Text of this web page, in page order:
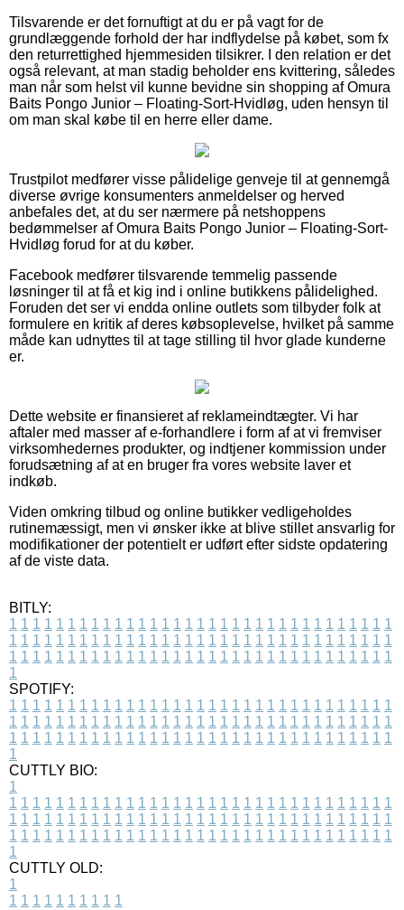
Tilsvarende er det fornuftigt at du er på vagt for de
grundlæggende forhold der har indflydelse på købet, som fx
den returrettighed hjemmesiden tilsikrer. I den relation er det
også relevant, at man stadig beholder ens kvittering, således
man når som helst vil kunne bevidne sin shopping af Omura
Baits Pongo Junior – Floating-Sort-Hvidløg, uden hensyn til
om man skal købe til en herre eller dame.
Trustpilot medfører visse pålidelige genveje til at gennemgå
diverse øvrige konsumenters anmeldelser og herved
anbefales det, at du ser nærmere på netshoppens
bedømmelser af Omura Baits Pongo Junior – Floating-Sort-
Hvidløg forud for at du køber.
Facebook medfører tilsvarende temmelig passende
løsninger til at få et kig ind i online butikkens pålidelighed.
Foruden det ser vi endda online outlets som tilbyder folk at
formulere en kritik af deres købsoplevelse, hvilket på samme
måde kan udnyttes til at tage stilling til hvor glade kunderne
er.
Dette website er finansieret af reklameindtægter. Vi har
aftaler med masser af e-forhandlere i form af at vi fremviser
virksomhedernes produkter, og indtjener kommission under
forudsætning af at en bruger fra vores website laver et
indkøb.
Viden omkring tilbud og online butikker vedligeholdes
rutinemæssigt, men vi ønsker ikke at blive stillet ansvarlig for
modifikationer der potentielt er udført efter sidste opdatering
af de viste data.
BITLY:
1 1 1 1 1 1 1 1 1 1 1 1 1 1 1 1 1 1 1 1 1 1 1 1 1 1 1 1 1 1 1 1 1
1 1 1 1 1 1 1 1 1 1 1 1 1 1 1 1 1 1 1 1 1 1 1 1 1 1 1 1 1 1 1 1 1
1 1 1 1 1 1 1 1 1 1 1 1 1 1 1 1 1 1 1 1 1 1 1 1 1 1 1 1 1 1 1 1 1
1
SPOTIFY:
1 1 1 1 1 1 1 1 1 1 1 1 1 1 1 1 1 1 1 1 1 1 1 1 1 1 1 1 1 1 1 1 1
1 1 1 1 1 1 1 1 1 1 1 1 1 1 1 1 1 1 1 1 1 1 1 1 1 1 1 1 1 1 1 1 1
1 1 1 1 1 1 1 1 1 1 1 1 1 1 1 1 1 1 1 1 1 1 1 1 1 1 1 1 1 1 1 1 1
1
CUTTLY BIO:
1
1 1 1 1 1 1 1 1 1 1 1 1 1 1 1 1 1 1 1 1 1 1 1 1 1 1 1 1 1 1 1 1 1
1 1 1 1 1 1 1 1 1 1 1 1 1 1 1 1 1 1 1 1 1 1 1 1 1 1 1 1 1 1 1 1 1
1 1 1 1 1 1 1 1 1 1 1 1 1 1 1 1 1 1 1 1 1 1 1 1 1 1 1 1 1 1 1 1 1
1
CUTTLY OLD:
1
1 1 1 1 1 1 1 1 1 1